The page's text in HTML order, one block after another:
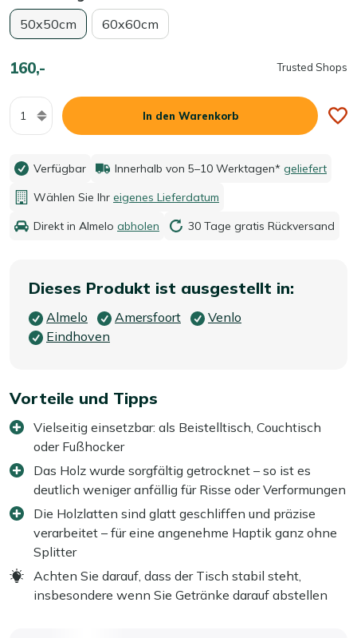
50x50cm
60x60cm
160,- Trusted Shops
Menge
In den Warenkorb
Verfügbar Innerhalb von 5–10 Werktagen* geliefert
Wählen Sie Ihr eigenes Lieferdatum
Direkt in Almelo abholen 30 Tage gratis Rückversand
Dieses Produkt ist ausgestellt in:
Almelo Amersfoort
Venlo
Eindhoven
Vorteile und Tipps
Vielseitig einsetzbar: als Beistelltisch, Couchtisch
oder Fußhocker
Das Holz wurde sorgfältig getrocknet – so ist es
deutlich weniger anfällig für Risse oder Verformungen
Die Holzlatten sind glatt geschliffen und präzise
verarbeitet – für eine angenehme Haptik ganz ohne
Splitter
Achten Sie darauf, dass der Tisch stabil steht,
insbesondere wenn Sie Getränke darauf abstellen